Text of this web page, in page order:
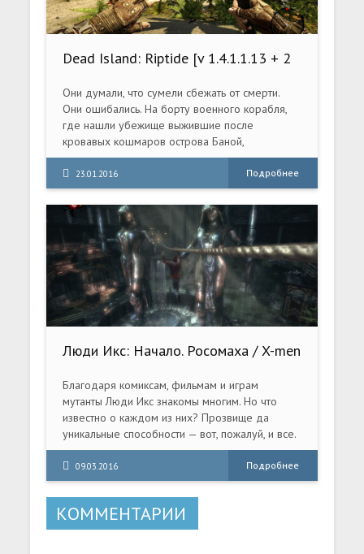
Dead Island: Riptide [v 1.4.1.1.13 + 2
DLC] (2013) PC | RePack от xatab
Они думали, что сумели сбежать от смерти.
Они ошибались. На борту военного корабля,
где нашли убежище выжившие после
кровавых кошмаров острова Баной,
произошла новая вспышка таинственной
эпидемии.
23.01.2016 Подробнее
Люди Икс: Начало. Росомаха / X-men
от R.G. Механики
Благодаря комиксам, фильмам и играм
мутанты Люди Икс знакомы многим. Но что
известно о каждом из них? Прозвище да
уникальные способности — вот, пожалуй, и все.
«Люди Икс: Начало.
09.03.2016 Подробнее
КОММЕНТАРИИ